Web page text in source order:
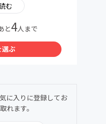
していただくアン
上げます。
会へ申し込むため
ります。参加には
先にお買い求めの
ウンロードしていた
す。
スト購入ページか
む
と4人まで
選ぶ
に入りに登録してお
れます。